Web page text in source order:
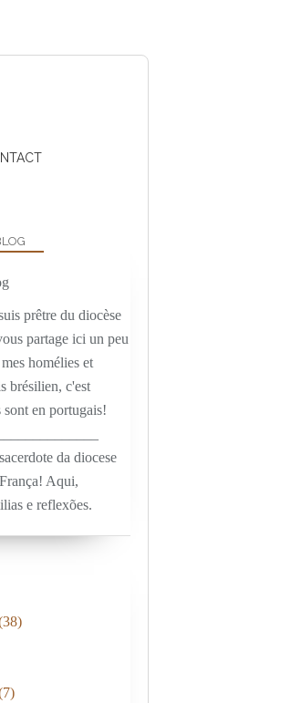
prêtre du diocèse
partage ici un peu
homélies et
brésilien, c'est
en portugais!
da diocese
Aqui,
e reflexões.